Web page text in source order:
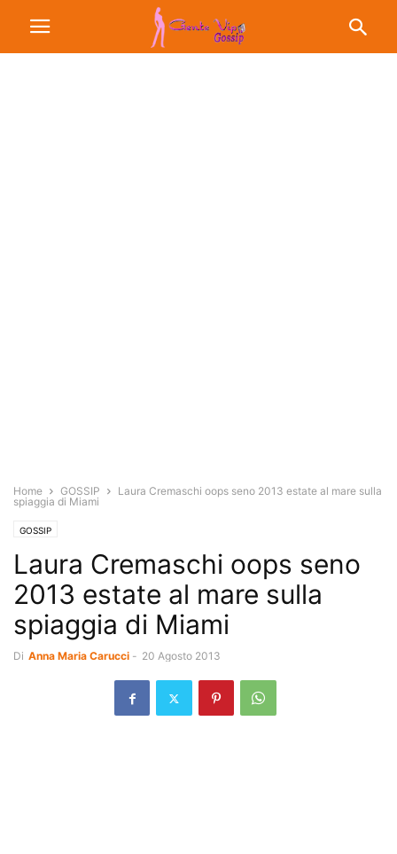
Home GOSSIP
Laura Cremaschi oops seno 2013 estate al mare sulla
spiaggia di Miami
GOSSIP
Laura Cremaschi oops seno
2013 estate al mare sulla
spiaggia di Miami
Di Anna Maria Carucci - 20 Agosto 2013